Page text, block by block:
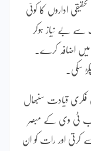
اداروں کا کوئی
بے نیاز ہوکر
میں اضافہ کرے۔
سکی۔
فکری قیادت سنبھال
اب ٹی وی کے مبصر
کرتی اور رات کو ان